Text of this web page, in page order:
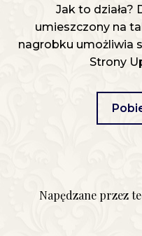
Jak to działa?
umieszczony na
nagrobku umożliwia
Strony
Napędzane przez